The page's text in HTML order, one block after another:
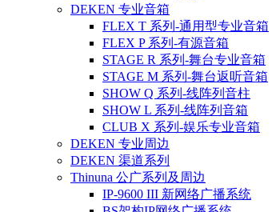
DEKEN 专业音箱
FLEX T 系列-通用型专业音箱
FLEX P 系列-有源音箱
STAGE R 系列-舞台专业音箱
STAGE M 系列-舞台返听音箱
SHOW Q 系列-线阵列音柱
SHOW L 系列-线阵列音箱
CLUB X 系列-娱乐专业音箱
DEKEN 专业周边
DEKEN 渠道系列
Thinuna 公广系列及周边
IP-9600 III 新网络广播系统